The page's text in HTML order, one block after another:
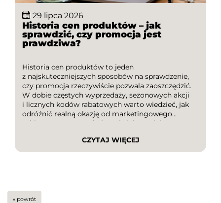
29 lipca 2026
Historia cen produktów – jak
sprawdzić, czy promocja jest
prawdziwa?
Historia cen produktów to jeden
z najskuteczniejszych sposobów na sprawdzenie,
czy promocja rzeczywiście pozwala zaoszczędzić.
W dobie częstych wyprzedaży, sezonowych akcji
i licznych kodów rabatowych warto wiedzieć, jak
odróżnić realną okazję od marketingowego
zabiegu. W tym artykule wyjaśniamy, jak
uwagę podczas zakupów oraz jak jeszcze
skuteczniej obniżyć koszt zamówienia dzięki
CZYTAJ WIĘCEJ
« powrót